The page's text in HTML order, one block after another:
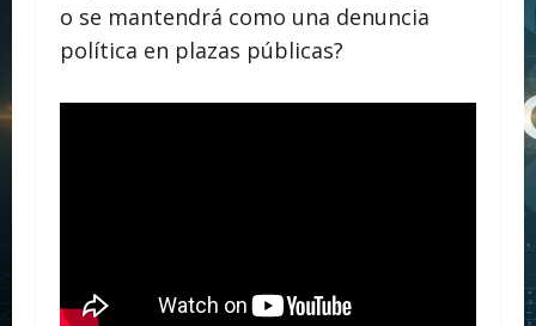
o se mantendrá como una denuncia
política en plazas públicas?